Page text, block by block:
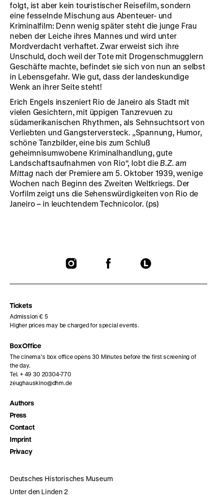
folgt, ist aber kein touristischer Reisefilm, sondern
eine fesselnde Mischung aus Abenteuer- und
Kriminalfilm: Denn wenig später steht die junge Frau
neben der Leiche ihres Mannes und wird unter
Mordverdacht verhaftet. Zwar erweist sich ihre
Unschuld, doch weil der Tote mit Drogenschmugglern
Geschäfte machte, befindet sie sich von nun an selbst
in Lebensgefahr. Wie gut, dass der landeskundige
Wenk an ihrer Seite steht!
Erich Engels inszeniert Rio de Janeiro als Stadt mit
vielen Gesichtern, mit üppigen Tanzrevuen zu
südamerikanischen Rhythmen, als Sehnsuchtsort von
Verliebten und Gangsterversteck. „Spannung, Humor,
schöne Tanzbilder, eine bis zum Schluß
geheimnisumwobene Kriminalhandlung, gute
Landschaftsaufnahmen von Rio“, lobt die B.Z. am
Mittag nach der Premiere am 5. Oktober 1939, wenige
Wochen nach Beginn des Zweiten Weltkriegs. Der
Vorfilm zeigt uns die Sehenswürdigkeiten von Rio de
Janeiro – in leuchtendem Technicolor. (ps)
To
To
To
Tickets
Admission € 5
Higher prices may be charged for special events.
Box Office
The cinema’s box office opens 30 Minutes before the first screening of
the day.
Tel. + 49 30 20304-770
zeughauskino@dhm.de
Authors
Press
Contact
Imprint
Privacy
Deutsches Historisches Museum
Unter den Linden 2